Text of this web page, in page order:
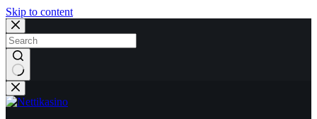
Skip to content
No
results